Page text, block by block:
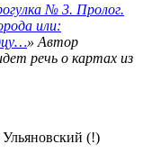
№ 3. Пролог.
или:
» Автор
речь о картах из
(!)